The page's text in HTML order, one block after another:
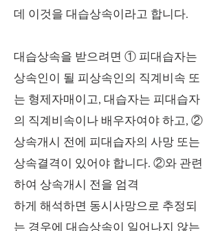
데 이것을 대습상속이라고 합니다.
대습상속을 받으려면 ① 피대습자는
상속인이 될 피상속인의 직계비속 또
는 형제자매이고, 대습자는 피대습자
의 직계비속이나 배우자여야 하고, ②
상속개시 전에 피대습자의 사망 또는
상속결격이 있어야 합니다. ②와 관련
하여 상속개시 전을 엄격
하게 해석하면 동시사망으로 추정되
는 경우에 대습상속이 일어나지 않는